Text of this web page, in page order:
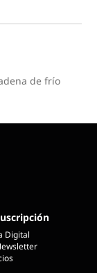
de frío
Digital